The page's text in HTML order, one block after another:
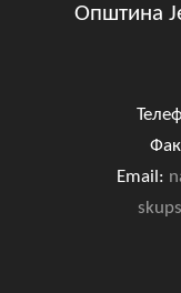
Општина
Email: